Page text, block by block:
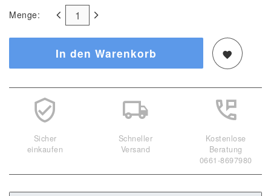
Menge:
In den Warenkorb
Sicher
einkaufen
Schneller
Versand
Kostenlose
Beratung
0661-8697980